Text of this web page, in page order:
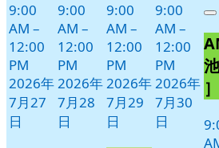
9:00
AM –
12:00
PM
2026年
7月27
日
9:00
AM –
12:00
PM
2026年
7月28
日
9:00
AM –
12:00
PM
2026年
7月29
日
9:00
AM –
12:00
PM
2026年
7月30
日
］